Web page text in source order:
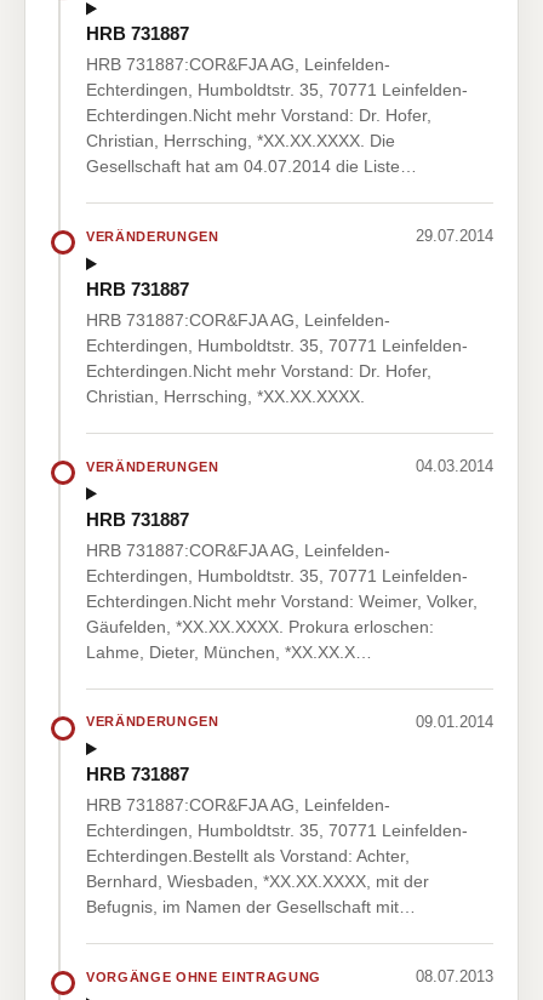
HRB 731887
HRB 731887:COR&FJA AG, Leinfelden-
Echterdingen, Humboldtstr. 35, 70771 Leinfelden-
Echterdingen.Nicht mehr Vorstand: Dr. Hofer,
Christian, Herrsching, *XX.XX.XXXX. Die
Gesellschaft hat am 04.07.2014 die Liste…
VERÄNDERUNGEN 29.07.2014
HRB 731887
HRB 731887:COR&FJA AG, Leinfelden-
Echterdingen, Humboldtstr. 35, 70771 Leinfelden-
Echterdingen.Nicht mehr Vorstand: Dr. Hofer,
Christian, Herrsching, *XX.XX.XXXX.
VERÄNDERUNGEN 04.03.2014
HRB 731887
HRB 731887:COR&FJA AG, Leinfelden-
Echterdingen, Humboldtstr. 35, 70771 Leinfelden-
Echterdingen.Nicht mehr Vorstand: Weimer, Volker,
Gäufelden, *XX.XX.XXXX. Prokura erloschen:
Lahme, Dieter, München, *XX.XX.X…
VERÄNDERUNGEN 09.01.2014
HRB 731887
HRB 731887:COR&FJA AG, Leinfelden-
Echterdingen, Humboldtstr. 35, 70771 Leinfelden-
Echterdingen.Bestellt als Vorstand: Achter,
Bernhard, Wiesbaden, *XX.XX.XXXX, mit der
Befugnis, im Namen der Gesellschaft mit…
VORGÄNGE OHNE EINTRAGUNG 08.07.2013